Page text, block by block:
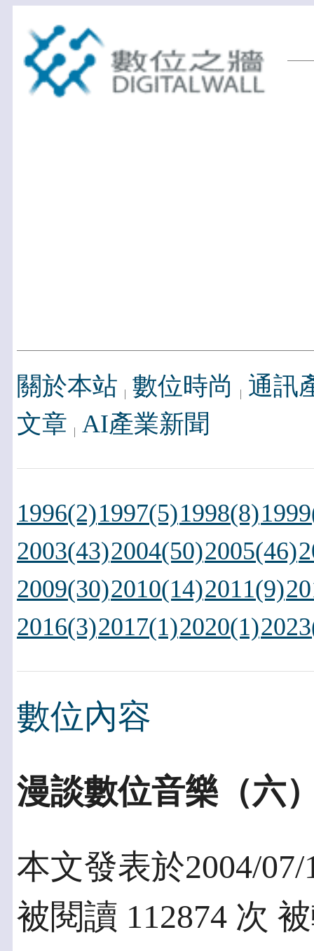
關於本站 數位時尚
通訊
文章 AI產業新聞
1996(2)1997(5)1998(8)
2003(43)2004(50)2005(46)
2009(30)2010(14)2011(9)
2016(3)2017(1)2020(1)
數位內容
漫談數位音樂（六
本文發表於2004/07/
被閱讀 112874 次